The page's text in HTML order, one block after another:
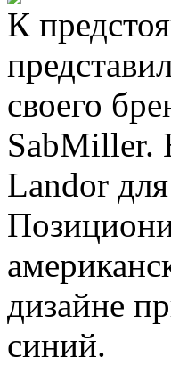
К
своего
SabMiller.
Landor
дизайне
синий.